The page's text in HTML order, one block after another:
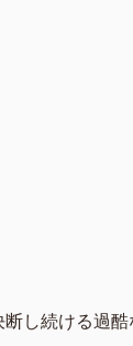
し続ける過